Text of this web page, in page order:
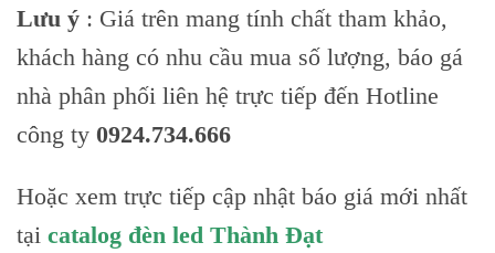
Lưu ý : Giá trên mang tính chất tham khảo,
khách hàng có nhu cầu mua số lượng, báo gá
nhà phân phối liên hệ trực tiếp đến Hotline
công ty 0924.734.666
Hoặc xem trực tiếp cập nhật báo giá mới nhất
tại catalog đèn led Thành Đạt